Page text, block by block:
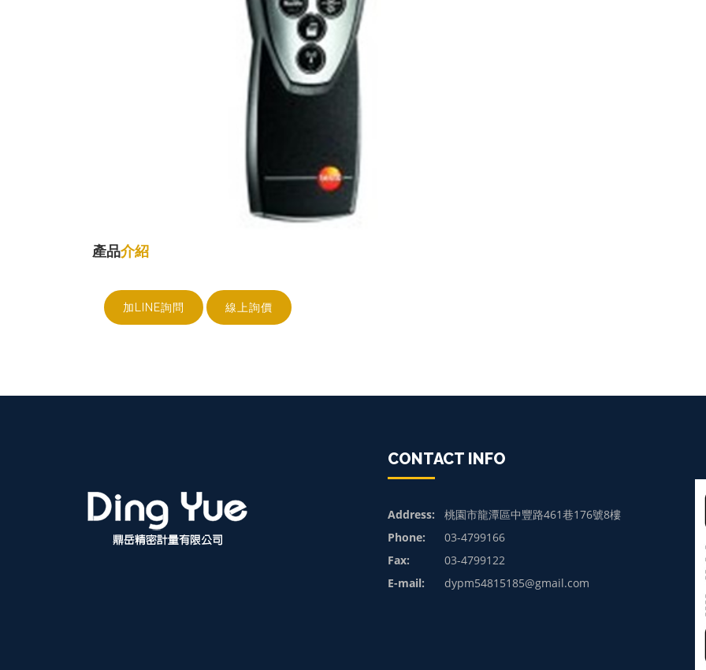
產品介紹
加LINE詢問 線上詢價
CONTACT INFO
Address:
桃園市龍潭區中豐路461巷176號8樓
Phone:
03-4799166
Fax:
03-4799122
E-mail:
dypm54815185@gmail.com